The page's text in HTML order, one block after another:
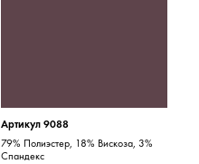
Артикул 9088
79% Полиэстер, 18% Вискоза, 3%
Спандекс